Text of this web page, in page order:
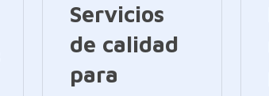
Servicios
de calidad
para